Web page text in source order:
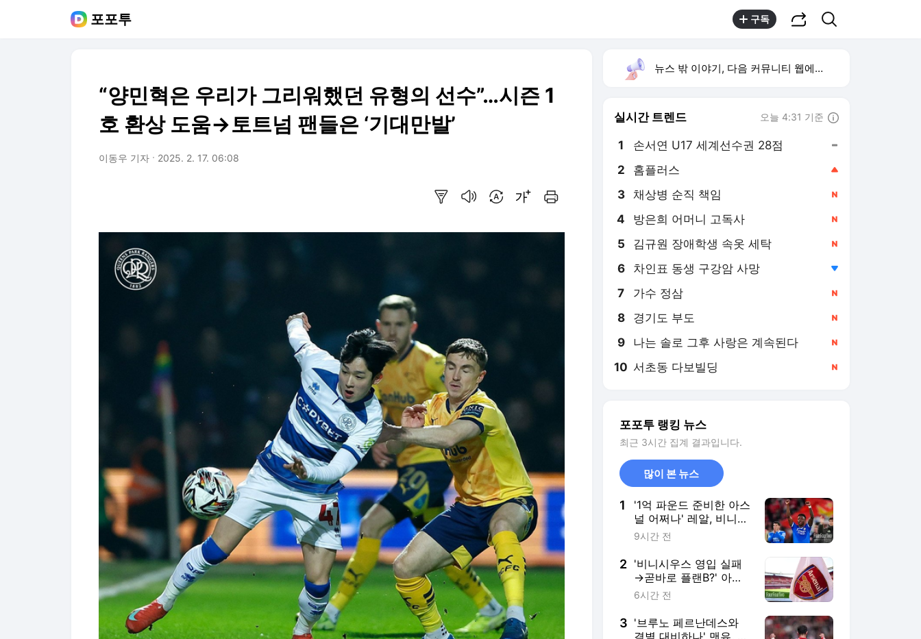
포포투 구독
“양민혁은 우리가 그리워했던 유형의 선수”…시즌 1
호 환상 도움→토트넘 팬들은 ‘기대만발’
이동우 기자 2025. 2. 17. 06:08
뉴스 밖 이야기, 다음 커뮤니티 웹에서 보기
실시간 트렌드 오늘 4:31 기준
1 손서연 U17 세계선수권 28점
2 홈플러스
3 채상병 순직 책임
4 방은희 어머니 고독사
5 김규원 장애학생 속옷 세탁
6 차인표 동생 구강암 사망
7 가수 정삼
8 경기도 부도
9 나는 솔로 그후 사랑은 계속된다
10 서초동 다보빌딩
포포투 랭킹 뉴스
최근 3시간 집계 결과입니다.
많이 본 뉴스
1
'1억 파운드 준비한 아스
널 어쩌나' 레알, 비니시
우스 연봉 인상 결단→
영입과 동시 진행
9시간 전
2 '비니시우스 영입 실패
→곧바로 플랜B?' 아스
널, 재계약 거절한 에버
수...UCL 원하는 은디아
예 흔들리나
6시간 전
3 '브루노 페르난데스와
결별 대비하나' 맨유, 노